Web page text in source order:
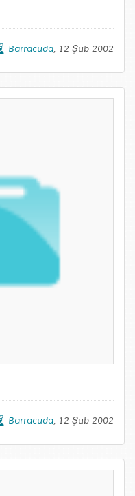
Barracuda, 12 Şub 2002
Barracuda, 12 Şub 2002